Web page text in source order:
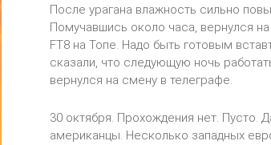
После урагана влажность сильно
Помучавшись около часа, вернулся на
FT8 на Топе. Надо быть готовым
сказали, что следующую ночь
вернулся на смену в телеграфе.
30 октября. Прохождения нет. Пусто.
американцы. Несколько западных